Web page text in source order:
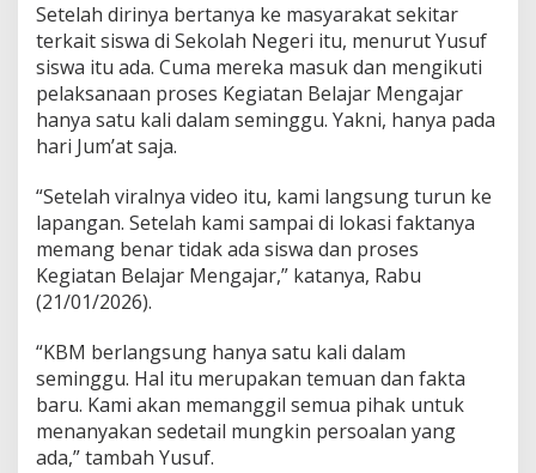
Setelah dirinya bertanya ke masyarakat sekitar
terkait siswa di Sekolah Negeri itu, menurut Yusuf
siswa itu ada. Cuma mereka masuk dan mengikuti
pelaksanaan proses Kegiatan Belajar Mengajar
hanya satu kali dalam seminggu. Yakni, hanya pada
hari Jum’at saja.
“Setelah viralnya video itu, kami langsung turun ke
lapangan. Setelah kami sampai di lokasi faktanya
memang benar tidak ada siswa dan proses
Kegiatan Belajar Mengajar,” katanya, Rabu
(21/01/2026).
“KBM berlangsung hanya satu kali dalam
seminggu. Hal itu merupakan temuan dan fakta
baru. Kami akan memanggil semua pihak untuk
menanyakan sedetail mungkin persoalan yang
ada,” tambah Yusuf.